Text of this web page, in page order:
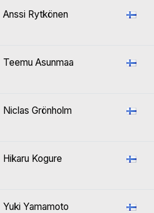
Anssi Rytkönen
Teemu Asunmaa
Niclas Grönholm
Hikaru Kogure
Yuki Yamamoto